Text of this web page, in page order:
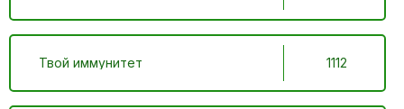
Твой иммунитет 1112